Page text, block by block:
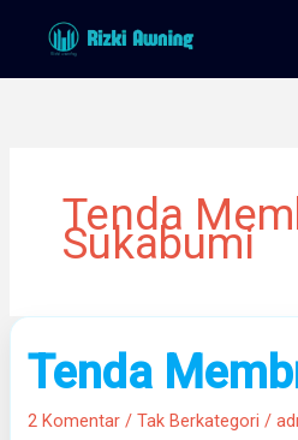
Tenda
Sukabumi
Tenda
2 Komentar /Tak Berkategori /
Tenda
Membran